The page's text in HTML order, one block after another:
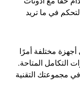
في ما تريد
مختلفة أمرًا
التكامل المتاحة.
مجموعتك التقنية